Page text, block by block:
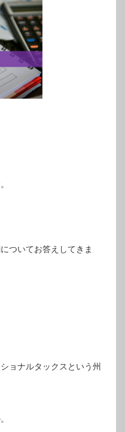
ついてお答えしてきま
ョナルタックスという州